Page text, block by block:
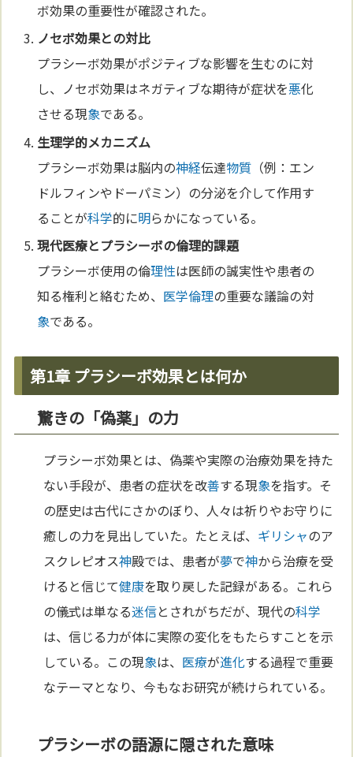
ボ効果の重要性が確認された。
ノセボ効果との対比
プラシーボ効果がポジティブな影響を生むのに対
し、ノセボ効果はネガティブな期待が症状を悪化
させる現象である。
生理学的メカニズム
プラシーボ効果は脳内の神経伝達物質 （例：エン
ドルフィンやドーパミン）の分泌を介して作用す
ることが科学的に明らかになっている。
現代医療とプラシーボの倫理的課題
プラシーボ使用の倫理性は医師の誠実性や患者の
知る権利と絡むため、 医学倫理の重要な議論の対
象である。
第1章 プラシーボ効果とは何か
驚きの「偽薬」の力
プラシーボ効果とは、偽薬や実際の治療効果を持た
ない手段が、患者の症状を改善する現象を指す。そ
の歴史は古代にさかのぼり、人々は祈りやお守りに
癒しの力を見出していた。たとえば、 ギリシャのア
スクレピオス神殿では、患者が夢で神から治療を受
けると信じて健康を取り戻した記録がある。これら
の儀式は単なる迷信とされがちだが、現代の科学
は、信じる力が体に実際の変化をもたらすことを示
している。この現象は、 医療が進化する過程で重要
なテーマとなり、今もなお研究が続けられている。
プラシーボの語源に隠された意味